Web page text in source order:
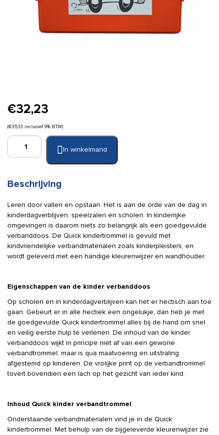
€32,23
(€35,13 inclusief 9% BTW)
Quick
Kindertrommel
(gevuld)
In winkelmand
Beschrijving
Leren door vallen en opstaan. Het is aan de orde van de dag in
kinderdagverblijven, speelzalen en scholen. In kinderrijke
omgevingen is daarom niets zo belangrijk als een goedgevulde
verbanddoos. De Quick kindertrommel is gevuld met
kindvriendelijke verbandmaterialen zoals kinderpleisters, en
wordt geleverd met een handige kleurenwijzer en wandhouder.
Eigenschappen van de kinder verbanddoos
Op scholen en in kinderdagverblijven kan het er hectisch aan toe
gaan. Gebeurt er in alle hectiek een ongelukje, dan heb je met
de goedgevulde Quick kindertrommel alles bij de hand om snel
en veilig eerste hulp te verlenen. De inhoud van de kinder
verbanddoos wijkt in principe niet af van een gewone
verbandtrommel, maar is qua maatvoering en uitstraling
afgestemd op kinderen. De vrolijke print op de verbandtrommel
tovert bovendien een lach op het gezicht van ieder kind.
Inhoud Quick kinder verbandtrommel
Onderstaande verbandmaterialen vind je in de Quick
kindertrommel. Met behulp van de bijgeleverde kleurenwijzer zie